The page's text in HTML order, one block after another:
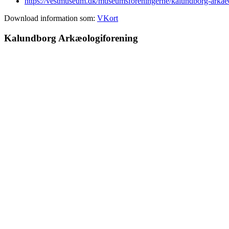
Download information som: VKort
Kalundborg Arkæologiforening